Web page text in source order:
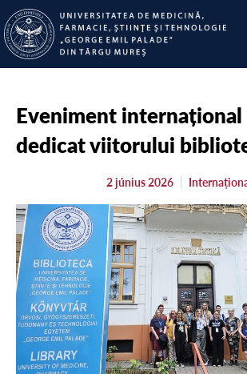
Eveniment internațional
dedicat viitorului
2 június 2026